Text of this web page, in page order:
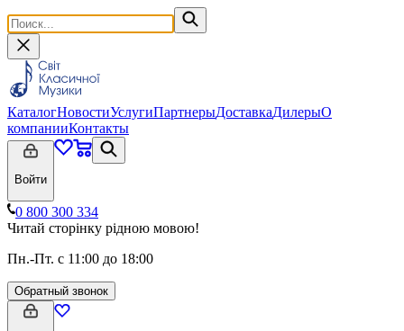
КаталогНовостиУслугиПартнерыДоставкаДилерыО
компанииКонтакты
Войти
0 800 300 334
Читай сторінку рідною мовою!
Пн.-Пт. с 11:00 до 18:00
Обратный звонок